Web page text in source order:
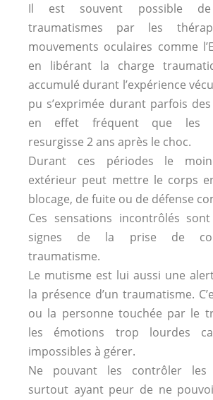
Il est souvent possible
traumatismes par les
mouvements oculaires comme
en libérant la charge
accumulé durant l’expérience
pu s’exprimée durant parfois
en effet fréquent que les
resurgisse 2 ans après le choc.
Durant ces périodes le
extérieur peut mettre le corps
blocage, de fuite ou de défense
Ces sensations incontrôlés
signes de la prise de
traumatisme.
Le mutisme est lui aussi une
la présence d’un traumatisme.
ou la personne touchée par le
les émotions trop lourdes
impossibles à gérer.
Ne pouvant les contrôler
surtout ayant peur de ne